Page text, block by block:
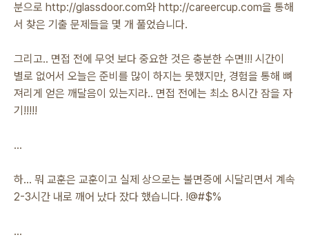
분으로 http://glassdoor.com와 http://careercup.com을 통해
서 찾은 기출 문제들을 몇 개 풀었습니다.
그리고.. 면접 전에 무엇 보다 중요한 것은 충분한 수면!!! 시간이
별로 없어서 오늘은 준비를 많이 하지는 못했지만, 경험을 통해 뼈
져리게 얻은 깨달음이 있는지라.. 면접 전에는 최소 8시간 잠을 자
기!!!!!
...
하... 뭐 교훈은 교훈이고 실제 상으로는 불면증에 시달리면서 계속
2-3시간 내로 깨어 났다 잤다 했습니다. !@#$%
...